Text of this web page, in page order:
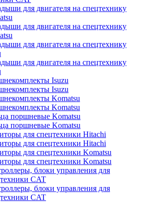
для двигателя на спецтехнику
для двигателя на спецтехнику
для двигателя на спецтехнику
для двигателя на спецтехнику
Isuzu
Isuzu
Komatsu
Komatsu
поршневые Komatsu
поршневые Komatsu
для спецтехники Hitachi
для спецтехники Hitachi
для спецтехники Komatsu
для спецтехники Komatsu
блоки управления для
CAT
блоки управления для
CAT